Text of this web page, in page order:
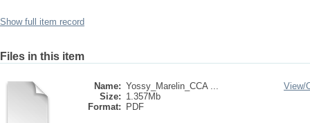
Show full item record
Files in this item
Name: Yossy_Marelin_CCA ...
Size: 1.357Mb
Format:
PDF
View/